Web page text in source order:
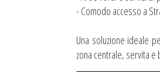
- Comodo accesso a
Una soluzione ideale
zona centrale, servita e